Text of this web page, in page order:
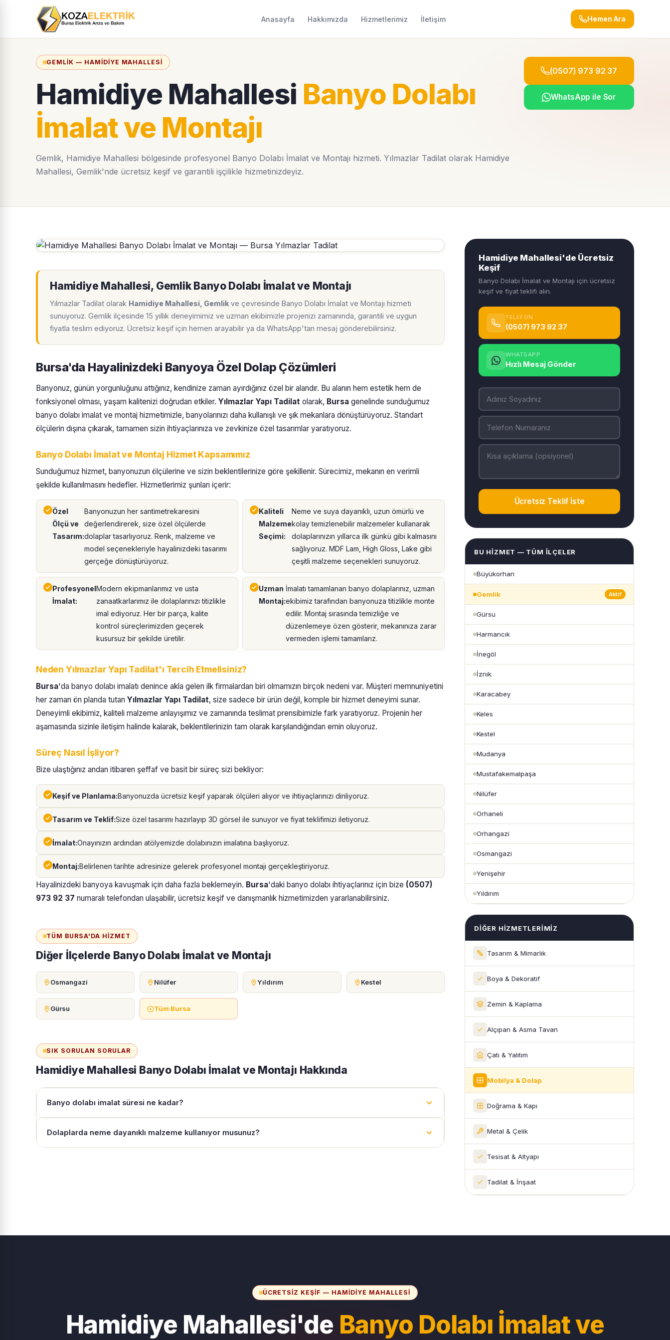
Anasayfa Hakkımızda Hizmetlerimiz İletişim Hemen Ara
GEMLIK — HAMIDIYE MAHALLESI
Hamidiye Mahallesi Banyo Dolabı
İmalat ve Montajı
Gemlik, Hamidiye Mahallesi bölgesinde profesyonel Banyo Dolabı İmalat ve Montajı hizmeti. Yılmazlar Tadilat olarak Hamidiye
Mahallesi, Gemlik'nde ücretsiz keşif ve garantili işçilikle hizmetinizdeyiz.
(0507) 973 92 37
WhatsApp ile Sor
Hamidiye Mahallesi, Gemlik Banyo Dolabı İmalat ve Montajı
Yılmazlar Tadilat olarak Hamidiye Mahallesi, Gemlik ve çevresinde Banyo Dolabı İmalat ve Montajı hizmeti
sunuyoruz. Gemlik ilçesinde 15 yıllık deneyimimiz ve uzman ekibimizle projenizi zamanında, garantili ve uygun
fiyatla teslim ediyoruz. Ücretsiz keşif için hemen arayabilir ya da WhatsApp'tan mesaj gönderebilirsiniz.
Bursa'da Hayalinizdeki Banyoya Özel Dolap Çözümleri
Banyonuz, günün yorgunluğunu attığınız, kendinize zaman ayırdığınız özel bir alandır. Bu alanın hem estetik hem de
fonksiyonel olması, yaşam kalitenizi doğrudan etkiler. Yılmazlar Yapı Tadilat olarak, Bursa genelinde sunduğumuz
banyo dolabı imalat ve montaj hizmetimizle, banyolarınızı daha kullanışlı ve şık mekanlara dönüştürüyoruz. Standart
ölçülerin dışına çıkarak, tamamen sizin ihtiyaçlarınıza ve zevkinize özel tasarımlar yaratıyoruz.
Banyo Dolabı İmalat ve Montaj Hizmet Kapsamımız
Sunduğumuz hizmet, banyonuzun ölçülerine ve sizin beklentilerinize göre şekillenir. Sürecimiz, mekanın en verimli
şekilde kullanılmasını hedefler. Hizmetlerimiz şunları içerir:
Özel
Ölçü ve
Tasarım:
Banyonuzun her santimetrekaresini
değerlendirerek, size özel ölçülerde
dolaplar tasarlıyoruz. Renk, malzeme ve
model seçenekleriyle hayalinizdeki tasarımı
gerçeğe dönüştürüyoruz.
Kaliteli
Malzeme
Seçimi:
Neme ve suya dayanıklı, uzun ömürlü ve
kolay temizlenebilir malzemeler kullanarak
dolaplarınızın yıllarca ilk günkü gibi kalmasını
sağlıyoruz. MDF Lam, High Gloss, Lake gibi
çeşitli malzeme seçenekleri sunuyoruz.
Profesyonel
İmalat:
Modern ekipmanlarımız ve usta
zanaatkarlarımız ile dolaplarınızı titizlikle
imal ediyoruz. Her bir parça, kalite
kontrol süreçlerimizden geçerek
kusursuz bir şekilde üretilir.
Uzman
Montaj:
İmalatı tamamlanan banyo dolaplarınız, uzman
ekibimiz tarafından banyonuza titizlikle monte
edilir. Montaj sırasında temizliğe ve
düzenlemeye özen gösterir, mekanınıza zarar
vermeden işlemi tamamlarız.
Neden Yılmazlar Yapı Tadilat'ı Tercih Etmelisiniz?
Bursa'da banyo dolabı imalatı denince akla gelen ilk firmalardan biri olmamızın birçok nedeni var. Müşteri memnuniyetini
her zaman ön planda tutan Yılmazlar Yapı Tadilat, size sadece bir ürün değil, komple bir hizmet deneyimi sunar.
Deneyimli ekibimiz, kaliteli malzeme anlayışımız ve zamanında teslimat prensibimizle fark yaratıyoruz. Projenin her
aşamasında sizinle iletişim halinde kalarak, beklentilerinizin tam olarak karşılandığından emin oluyoruz.
Süreç Nasıl İşliyor?
Bize ulaştığınız andan itibaren şeffaf ve basit bir süreç sizi bekliyor:
Keşif ve Planlama:Banyonuzda ücretsiz keşif yaparak ölçüleri alıyor ve ihtiyaçlarınızı dinliyoruz.
Tasarım ve Teklif:Size özel tasarımı hazırlayıp 3D görsel ile sunuyor ve fiyat teklifimizi iletiyoruz.
İmalat:Onayınızın ardından atölyemizde dolabınızın imalatına başlıyoruz.
Montaj:Belirlenen tarihte adresinize gelerek profesyonel montajı gerçekleştiriyoruz.
Hayalinizdeki banyoya kavuşmak için daha fazla beklemeyin. Bursa'daki banyo dolabı ihtiyaçlarınız için bize (0507)
973 92 37 numaralı telefondan ulaşabilir, ücretsiz keşif ve danışmanlık hizmetimizden yararlanabilirsiniz.
TÜM BURSA'DA HIZMET
Diğer İlçelerde Banyo Dolabı İmalat ve Montajı
Osmangazi Nilüfer Yıldırım Kestel
Gürsu Tüm Bursa
SIK SORULAN SORULAR
Hamidiye Mahallesi Banyo Dolabı İmalat ve Montajı Hakkında
Banyo dolabı imalat süresi ne kadar?
Dolaplarda neme dayanıklı malzeme kullanıyor musunuz?
Hamidiye Mahallesi'de Ücretsiz
Keşif
Banyo Dolabı İmalat ve Montajı için ücretsiz
keşif ve fiyat teklifi alın.
TELEFON
(0507) 973 92 37
WHATSAPP
Hızlı Mesaj Gönder
Ücretsiz Teklif İste
BU HIZMET — TÜM İLÇELER
Büyükorhan
Gemlik Aktif
Gürsu
Harmancık
İnegöl
İznik
Karacabey
Keles
Kestel
Mudanya
Mustafakemalpaşa
Nilüfer
Orhaneli
Orhangazi
Osmangazi
Yenişehir
Yıldırım
DIĞER HIZMETLERIMIZ
Tasarım & Mimarlık
Boya & Dekoratif
Zemin & Kaplama
Alçıpan & Asma Tavan
Çatı & Yalıtım
Mobilya & Dolap
Doğrama & Kapı
Metal & Çelik
Tesisat & Altyapı
Tadilat & İnşaat
ÜCRETSIZ KEŞIF — HAMIDIYE MAHALLESI
Hamidiye Mahallesi'de Banyo Dolabı İmalat ve